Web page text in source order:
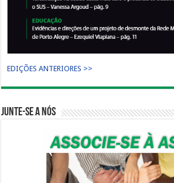
EDIÇÕES ANTERIORES >>
Junte-se a nós